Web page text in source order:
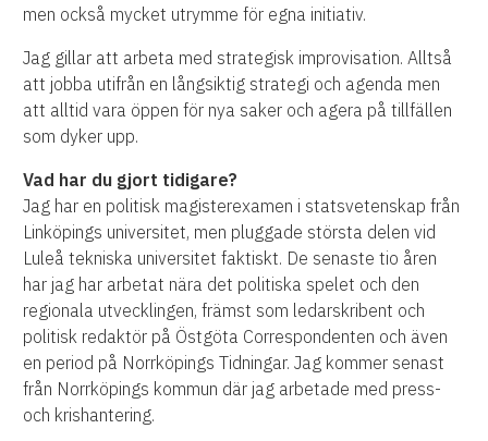
men också mycket utrymme för egna initiativ.
Jag gillar att arbeta med strategisk improvisation. Alltså
att jobba utifrån en långsiktig strategi och agenda men
att alltid vara öppen för nya saker och agera på tillfällen
som dyker upp.
Vad har du gjort tidigare?
Jag har en politisk magisterexamen i statsvetenskap från
Linköpings universitet, men pluggade största delen vid
Luleå tekniska universitet faktiskt. De senaste tio åren
har jag har arbetat nära det politiska spelet och den
regionala utvecklingen, främst som ledarskribent och
politisk redaktör på Östgöta Correspondenten och även
en period på Norrköpings Tidningar. Jag kommer senast
från Norrköpings kommun där jag arbetade med press-
och krishantering.